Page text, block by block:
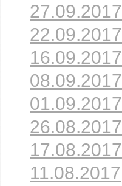
27.09.2017
22.09.2017
16.09.2017
08.09.2017
01.09.2017
26.08.2017
17.08.2017
11.08.2017